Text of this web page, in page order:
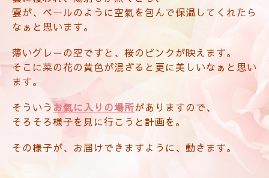
雲が、ベールのように空氣を包んで保温してくれたら
なぁと思います。
薄いグレーの空ですと、桜のピンクが映えます。
そこに菜の花の黄色が混ざると更に美しいなぁと思い
ます。
そういうお氣に入りの場所がありますので、
そろそろ様子を見に行こうと計画を。
その様子が、お届けできますように、動きます。